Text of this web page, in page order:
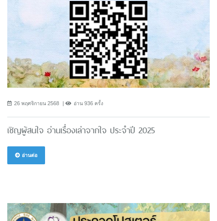
26 พฤศจิกายน 2568 อ่าน 936 ครั้ง
เชิญผู้สนใจ อ่านเรื่องเล่าจากใจ ประจำปี 2025
อ่านต่อ